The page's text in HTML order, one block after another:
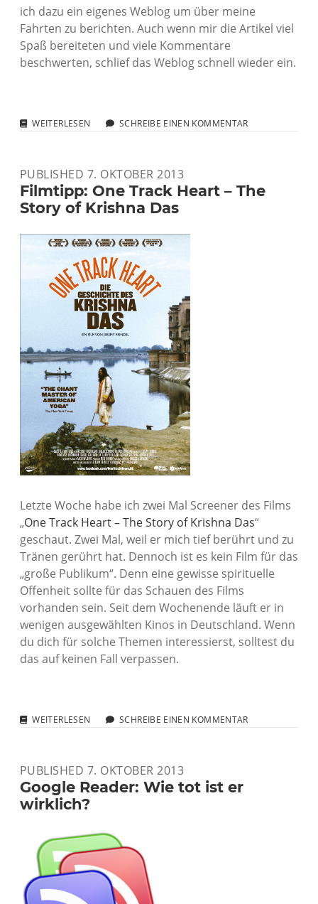
ich dazu ein eigenes Weblog um über meine
Fahrten zu berichten. Auch wenn mir die Artikel viel
Spaß bereiteten und viele Kommentare
beschwerten, schlief das Weblog schnell wieder ein.
WEITERLESEN WEBLOG
GESCHICHTE
SCHREIBE EINEN KOMMENTAR
PUBLISHED 7. OKTOBER 2013
Filmtipp: One Track Heart – The
Story of Krishna Das
Letzte Woche habe ich zwei Mal Screener des Films
„One Track Heart – The Story of Krishna Das“
geschaut. Zwei Mal, weil er mich tief berührt und zu
Tränen gerührt hat. Dennoch ist es kein Film für das
„große Publikum“. Denn eine gewisse spirituelle
Offenheit sollte für das Schauen des Films
vorhanden sein. Seit dem Wochenende läuft er in
wenigen ausgewählten Kinos in Deutschland. Wenn
du dich für solche Themen interessierst, solltest du
das auf keinen Fall verpassen.
WEITERLESEN FILMTIPP:
–
THE
STORY
DAS
SCHREIBE EINEN KOMMENTAR
PUBLISHED 7. OKTOBER 2013
Google Reader: Wie tot ist er
wirklich?